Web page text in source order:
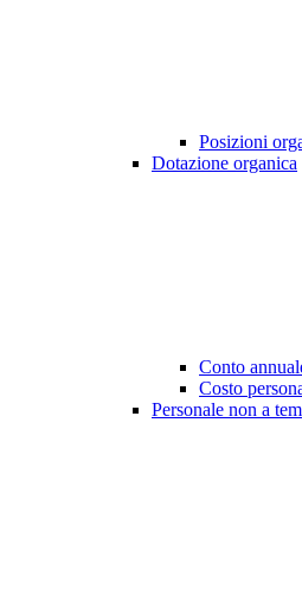
Posizioni
Dotazione organica
Conto
Costo
Personale non a